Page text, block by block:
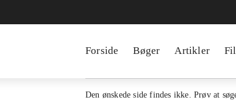
Forside Bøger Artikler
Den ønskede side findes ikke. Prøv at